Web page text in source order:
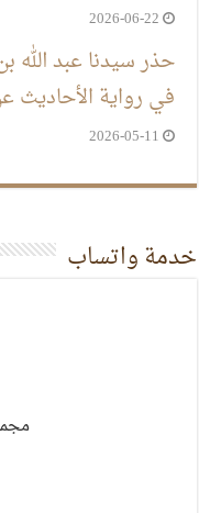
2026-06-22
حذر سيدنا عبد الله
في رواية الأحاديث
2026-05-11
خدمة واتساب